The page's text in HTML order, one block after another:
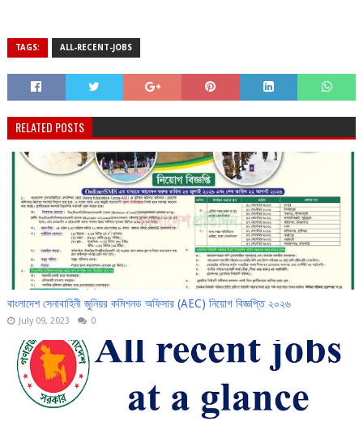
TAGS: ALL-RECENT-JOBS
RELATED POSTS
বাংলাদেশ সেনাবাহিনী জুনিয়র কমিশনড অফিসার (AEC) নিয়োগ বিজ্ঞপ্তি ২০২৬
July 09, 2023 0